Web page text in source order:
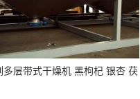
多层带式干燥机 黑枸杞 银杏 茯